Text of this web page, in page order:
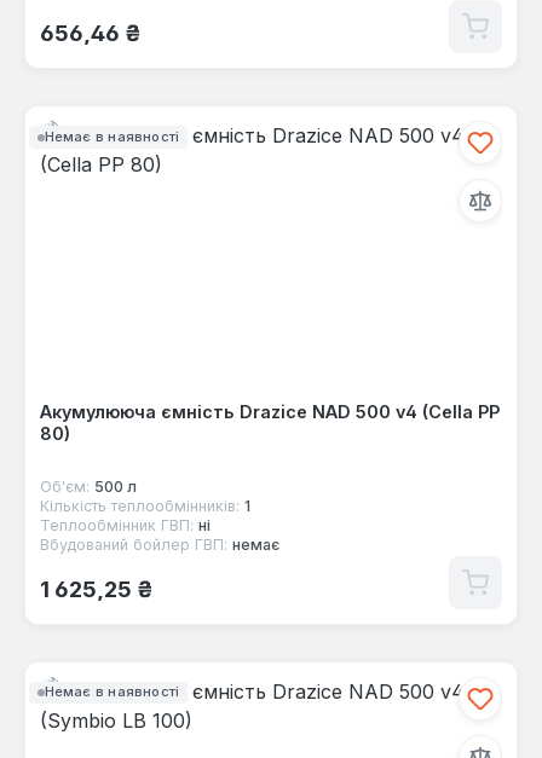
Звичайна ціна:
656,46 ₴
Немає в наявності
Акумулююча ємність Drazice NAD 500 v4 (Cella PP
80)
Об'єм: 500 л
Кількість теплообмінників: 1
Теплообмінник ГВП: ні
Вбудований бойлер ГВП: немає
Звичайна ціна:
1 625,25 ₴
Немає в наявності